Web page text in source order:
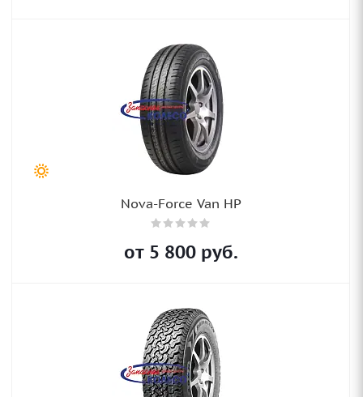
Nova-Force Van HP
от 5 800руб.